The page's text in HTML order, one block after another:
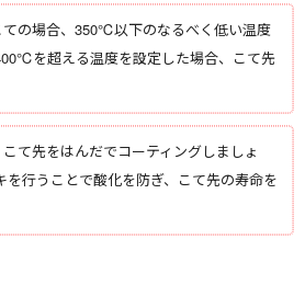
ての場合、350℃以下のなるべく低い温度
を超える温度を設定した場合、こて先
て先をはんだでコーティングしましょ
を⾏うことで酸化を防ぎ、こて先の寿命を